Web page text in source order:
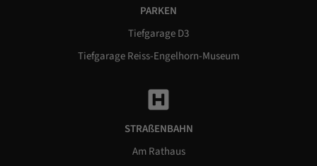
PARKEN
Tiefgarage D3
Tiefgarage Reiss-Engelhorn-Museum
STRAßENBAHN
Am Rathaus